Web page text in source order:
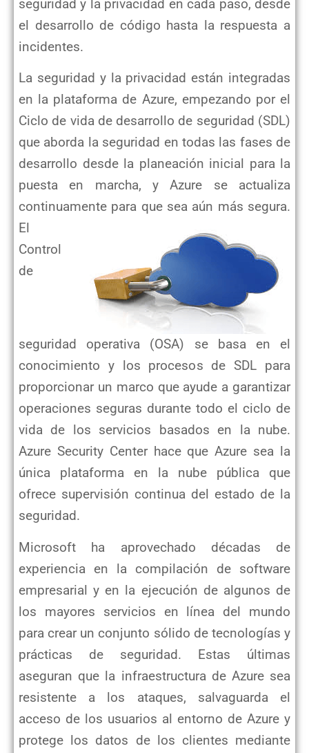
seguridad y la privacidad en cada paso, desde
el desarrollo de código hasta la respuesta a
incidentes.
La seguridad y la privacidad están integradas
en la plataforma de Azure, empezando por el
Ciclo de vida de desarrollo de seguridad (SDL)
que aborda la seguridad en todas las fases de
desarrollo desde la planeación inicial para la
puesta en marcha, y Azure se actualiza
continuamente para que sea aún más segura.
El
Control
de
seguridad operativa (OSA) se basa en el
conocimiento y los procesos de SDL para
proporcionar un marco que ayude a garantizar
operaciones seguras durante todo el ciclo de
vida de los servicios basados en la nube.
Azure Security Center hace que Azure sea la
única plataforma en la nube pública que
ofrece supervisión continua del estado de la
seguridad.
Microsoft ha aprovechado décadas de
experiencia en la compilación de software
empresarial y en la ejecución de algunos de
los mayores servicios en línea del mundo
para crear un conjunto sólido de tecnologías y
prácticas de seguridad. Estas últimas
aseguran que la infraestructura de Azure sea
resistente a los ataques, salvaguarda el
acceso de los usuarios al entorno de Azure y
protege los datos de los clientes mediante